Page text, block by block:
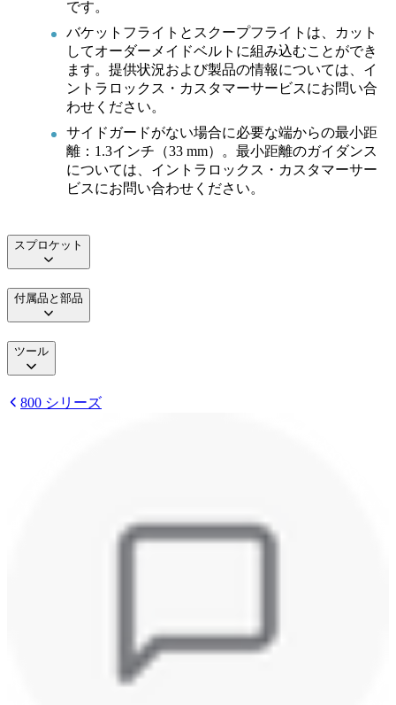
です。
バケットフライトとスクープフライトは、カット
してオーダーメイドベルトに組み込むことができ
ます。提供状況および製品の情報については、イ
ントラロックス・カスタマーサービスにお問い合
わせください。
サイドガードがない場合に必要な端からの最小距
離：1.3インチ（33 mm）。最小距離のガイダンス
については、イントラロックス・カスタマーサー
ビスにお問い合わせください。
スプロケット
付属品と部品
ツール
800 シリーズ